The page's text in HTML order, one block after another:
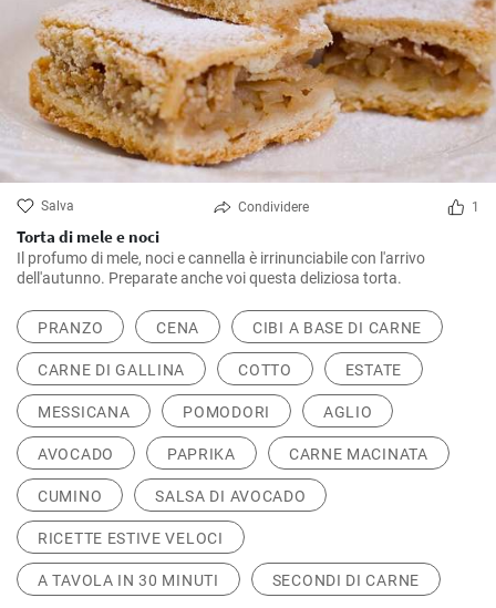
Salva Condividere 1
Torta di mele e noci
Il profumo di mele, noci e cannella è irrinunciabile con l'arrivo
dell'autunno. Preparate anche voi questa deliziosa torta.
PRANZO CENA CIBI A BASE DI CARNE
CARNE DI GALLINA COTTO ESTATE
MESSICANA POMODORI AGLIO
AVOCADO PAPRIKA CARNE MACINATA
CUMINO SALSA DI AVOCADO
RICETTE ESTIVE VELOCI
A TAVOLA IN 30 MINUTI SECONDI DI CARNE